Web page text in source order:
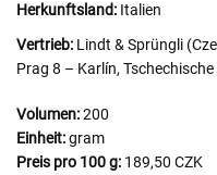
Herkunftsland: Italien
Vertrieb: Lindt & Sprüngli
Prag 8 – Karlín,
Volumen:200
Einheit:gram
Preis pro 100 g: 189,50 CZK